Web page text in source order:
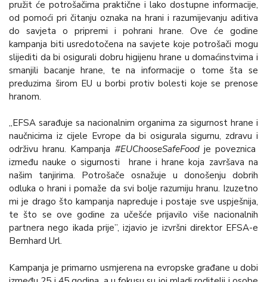
pružit će potrošačima praktične i lako dostupne informacije,
od pomoći pri čitanju oznaka na hrani i razumijevanju aditiva
do savjeta o pripremi i pohrani hrane. Ove će godine
kampanja biti usredotočena na savjete koje potrošači mogu
slijediti da bi osigurali dobru higijenu hrane u domaćinstvima i
smanjili bacanje hrane, te na informacije o tome šta se
preduzima širom EU u borbi protiv bolesti koje se prenose
hranom.
„EFSA sarađuje sa nacionalnim organima za sigurnost hrane i
naučnicima iz cijele Evrope da bi osigurala sigurnu, zdravu i
održivu hranu. Kampanja #EUChooseSafeFoodje poveznica
između nauke o sigurnosti hrane i hrane koja završava na
našim tanjirima. Potrošače osnažuje u donošenju dobrih
odluka o hrani i pomaže da svi bolje razumiju hranu. Izuzetno
mi je drago što kampanja napreduje i postaje sve uspješnija,
te što se ove godine za učešće prijavilo više nacionalnih
partnera nego ikada prije”, izjavio je izvršni direktor EFSA-e
Bernhard Url.
Kampanja je primarno usmjerena na evropske građane u dobi